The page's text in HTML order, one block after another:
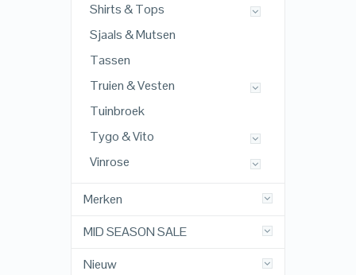
Shirts & Tops
Sjaals & Mutsen
Tassen
Truien & Vesten
Tuinbroek
Tygo & Vito
Vinrose
Merken
MID SEASON SALE
Nieuw